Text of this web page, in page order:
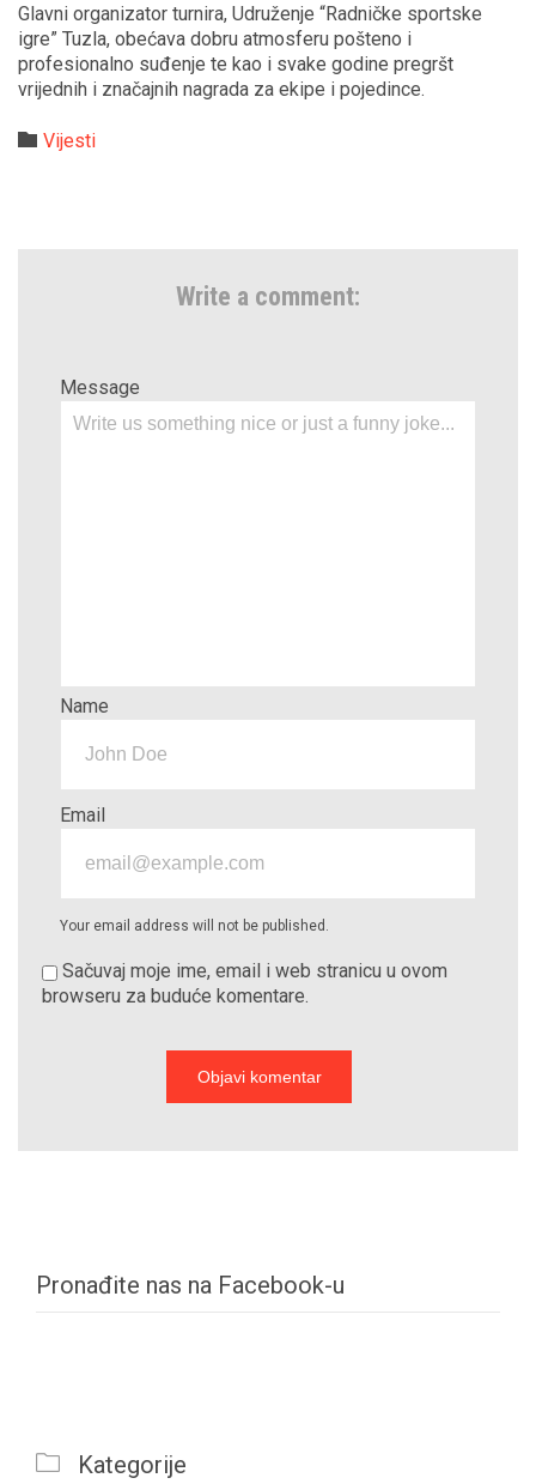
Glavni organizator turnira, Udruženje “Radničke sportske
igre” Tuzla, obećava dobru atmosferu pošteno i
profesionalno suđenje te kao i svake godine pregršt
vrijednih i značajnih nagrada za ekipe i pojedince.
 Category
Vijesti
Write a comment:
Message
Name
Email
Your email address will not be published.
Sačuvaj moje ime, email i web stranicu u ovom
browseru za buduće komentare.
Pronađite nas na Facebook-u
 Kategorije